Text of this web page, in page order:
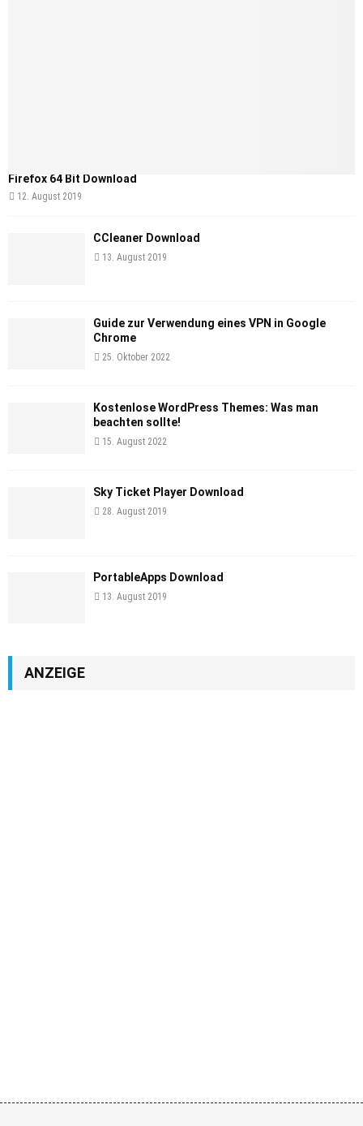
Firefox 64 Bit Download
12. August 2019
CCleaner Download
13. August 2019
Guide zur Verwendung eines VPN in Google
Chrome
25. Oktober 2022
Kostenlose WordPress Themes: Was man
beachten sollte!
15. August 2022
Sky Ticket Player Download
28. August 2019
PortableApps Download
13. August 2019
ANZEIGE